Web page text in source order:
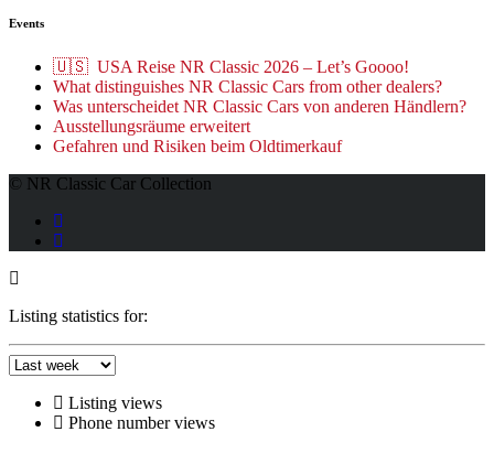
Events
🇺🇸 USA Reise NR Classic 2026 – Let’s Goooo!
What distinguishes NR Classic Cars from other dealers?
Was unterscheidet NR Classic Cars von anderen Händlern?
Ausstellungsräume erweitert
Gefahren und Risiken beim Oldtimerkauf
© NR Classic Car Collection
Listing statistics for:
Listing views
Phone number views